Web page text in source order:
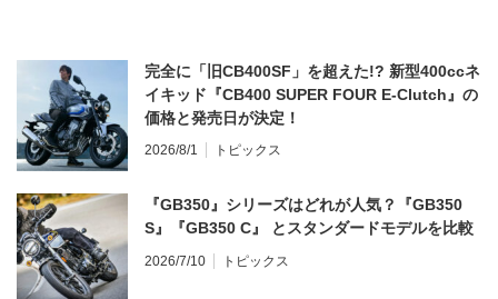
完全に「旧CB400SF」を超えた!? 新型400ccネ
イキッド『CB400 SUPER FOUR E-Clutch』の
価格と発売日が決定！
2026/8/1 トピックス
『GB350』シリーズはどれが人気？『GB350
S』『GB350 C』 とスタンダードモデルを比較
2026/7/10 トピックス